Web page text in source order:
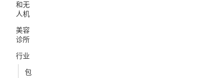
和无
人机
美容
诊所
行业
包